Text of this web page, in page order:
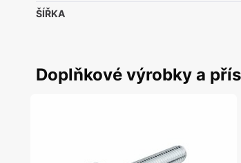
ŠÍŘKA
Doplňkové výrobky a